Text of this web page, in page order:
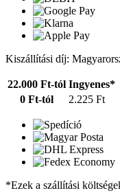
Kiszállítási díj:
22.000 Ft-tól Ingyenes*
0 Ft-tól
2.225 Ft
*Ezek a szállítási